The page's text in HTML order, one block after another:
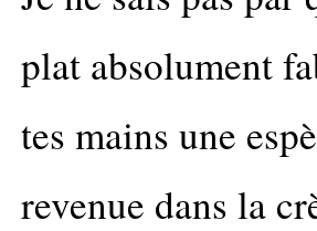
plat absolument
tes mains une
revenue dans la